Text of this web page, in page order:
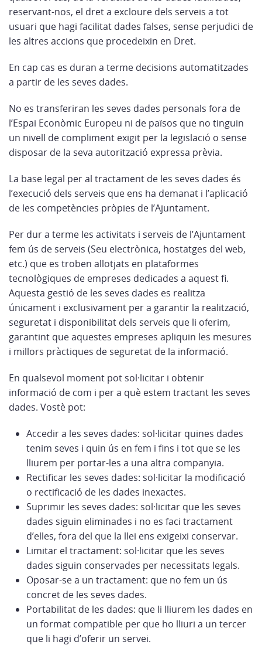
reservant-nos, el dret a excloure dels serveis a tot
usuari que hagi facilitat dades falses, sense perjudici de
les altres accions que procedeixin en Dret.
En cap cas es duran a terme decisions automatitzades
a partir de les seves dades.
No es transferiran les seves dades personals fora de
l’Espai Econòmic Europeu ni de països que no tinguin
un nivell de compliment exigit per la legislació o sense
disposar de la seva autorització expressa prèvia.
La base legal per al tractament de les seves dades és
l’execució dels serveis que ens ha demanat i l’aplicació
de les competències pròpies de l’Ajuntament.
Per dur a terme les activitats i serveis de l’Ajuntament
fem ús de serveis (Seu electrònica, hostatges del web,
etc.) que es troben allotjats en plataformes
tecnològiques de empreses dedicades a aquest fi.
Aquesta gestió de les seves dades es realitza
únicament i exclusivament per a garantir la realització,
seguretat i disponibilitat dels serveis que li oferim,
garantint que aquestes empreses apliquin les mesures
i millors pràctiques de seguretat de la informació.
En qualsevol moment pot sol·licitar i obtenir
informació de com i per a què estem tractant les seves
dades. Vostè pot:
Accedir a les seves dades: sol·licitar quines dades
tenim seves i quin ús en fem i fins i tot que se les
lliurem per portar-les a una altra companyia.
Rectificar les seves dades: sol·licitar la modificació
o rectificació de les dades inexactes.
Suprimir les seves dades: sol·licitar que les seves
dades siguin eliminades i no es faci tractament
d’elles, fora del que la llei ens exigeixi conservar.
Limitar el tractament: sol·licitar que les seves
dades siguin conservades per necessitats legals.
Oposar-se a un tractament: que no fem un ús
concret de les seves dades.
Portabilitat de les dades: que li lliurem les dades en
un format compatible per que ho lliuri a un tercer
que li hagi d’oferir un servei.